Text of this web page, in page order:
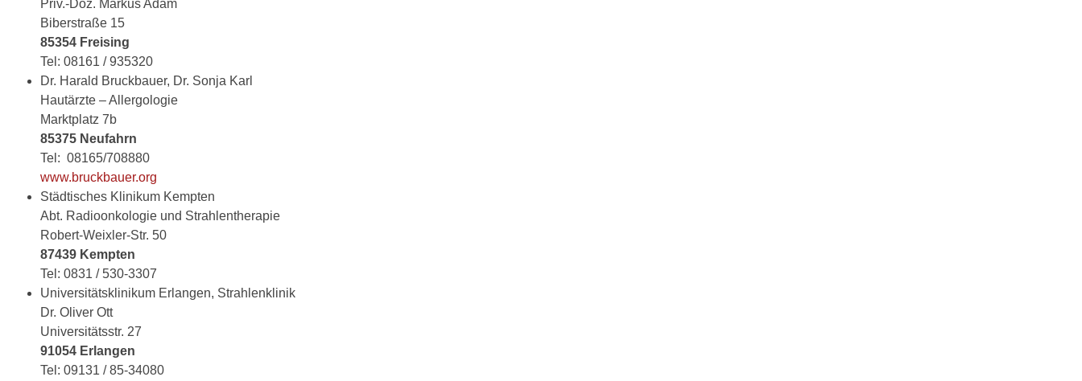
Priv.-Doz. Markus Adam
Biberstraße 15
85354 Freising
Tel: 08161 / 935320
Dr. Harald Bruckbauer, Dr. Sonja Karl
Hautärzte – Allergologie
Marktplatz 7b
85375 Neufahrn
Tel: 08165/708880
www.bruckbauer.org
Städtisches Klinikum Kempten
Abt. Radioonkologie und Strahlentherapie
Robert-Weixler-Str. 50
87439 Kempten
Tel: 0831 / 530-3307
Universitätsklinikum Erlangen, Strahlenklinik
Dr. Oliver Ott
Universitätsstr. 27
91054 Erlangen
Tel: 09131 / 85-34080